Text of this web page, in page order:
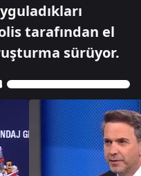
tarafından el
sürüyor.